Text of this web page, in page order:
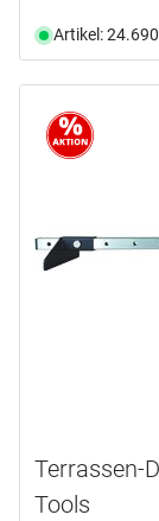
Artikel:
Terrassen-
Tools